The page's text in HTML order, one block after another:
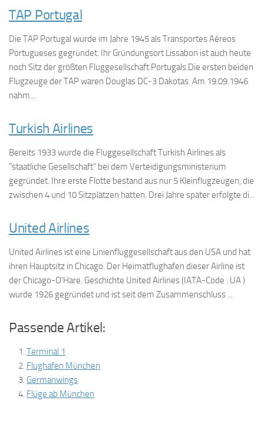
TAP Portugal
Die TAP Portugal wurde im Jahre 1945 als Transportes Aéreos
Portugueses gegründet. Ihr Gründungsort Lissabon ist auch heute
noch Sitz der größten Fluggesellschaft Portugals.Die ersten beiden
Flugzeuge der TAP waren Douglas DC-3 Dakotas. Am 19.09.1946
nahm...
Turkish Airlines
Bereits 1933 wurde die Fluggesellschaft Turkish Airlines als
"staatliche Gesellschaft" bei dem Verteidigungsministerium
gegründet. Ihre erste Flotte bestand aus nur 5 Kleinflugzeugen, die
zwischen 4 und 10 Sitzplätzen hatten. Drei Jahre später erfolgte di...
United Airlines
United Airlines ist eine Linienfluggesellschaft aus den USA und hat
ihren Hauptsitz in Chicago. Der Heimatflughafen dieser Airline ist
der Chicago-O'Hare. Geschichte United Airlines (IATA-Code : UA )
wurde 1926 gegründet und ist seit dem Zusammenschluss ...
Passende Artikel:
Terminal 1
Flughafen München
Germanwings
Flüge ab München